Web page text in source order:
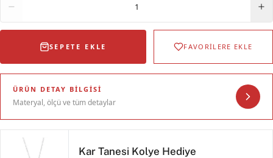
1
SEPETE EKLE FAVORİLERE EKLE
ÜRÜN DETAY BILGISI
Materyal, ölçü ve tüm detaylar
Kar Tanesi Kolye Hediye